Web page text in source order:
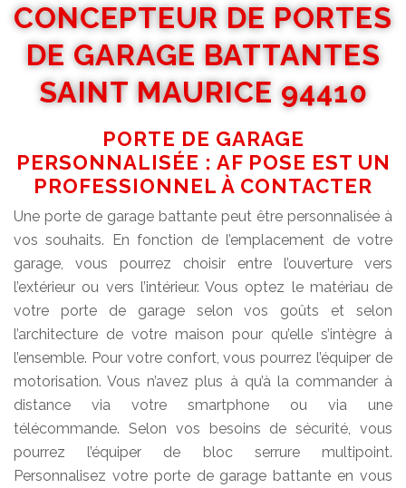
CONCEPTEUR DE PORTES
DE GARAGE BATTANTES
SAINT MAURICE 94410
PORTE DE GARAGE
PERSONNALISÉE : AF POSE EST UN
PROFESSIONNEL À CONTACTER
Une porte de garage battante peut être personnalisée à
vos souhaits. En fonction de l’emplacement de votre
garage, vous pourrez choisir entre l’ouverture vers
l’extérieur ou vers l’intérieur. Vous optez le matériau de
votre porte de garage selon vos goûts et selon
l’architecture de votre maison pour qu’elle s’intègre à
l’ensemble. Pour votre confort, vous pourrez l’équiper de
motorisation. Vous n’avez plus à qu’à la commander à
distance via votre smartphone ou via une
télécommande. Selon vos besoins de sécurité, vous
pourrez l’équiper de bloc serrure multipoint.
Personnalisez votre porte de garage battante en vous